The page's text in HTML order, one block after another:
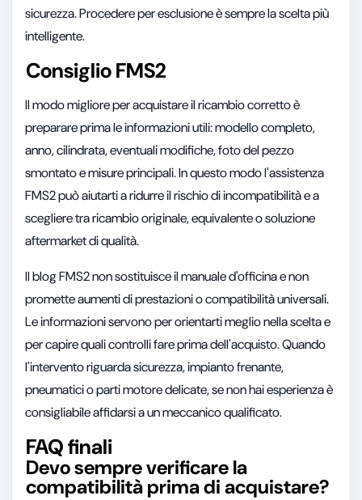
sicurezza. Procedere per esclusione è sempre la scelta più
intelligente.
Consiglio FMS2
Il modo migliore per acquistare il ricambio corretto è
preparare prima le informazioni utili: modello completo,
anno, cilindrata, eventuali modifiche, foto del pezzo
smontato e misure principali. In questo modo l'assistenza
FMS2 può aiutarti a ridurre il rischio di incompatibilità e a
scegliere tra ricambio originale, equivalente o soluzione
aftermarket di qualità.
Il blog FMS2 non sostituisce il manuale d'officina e non
promette aumenti di prestazioni o compatibilità universali.
Le informazioni servono per orientarti meglio nella scelta e
per capire quali controlli fare prima dell'acquisto. Quando
l'intervento riguarda sicurezza, impianto frenante,
pneumatici o parti motore delicate, se non hai esperienza è
consigliabile affidarsi a un meccanico qualificato.
FAQ finali
Devo sempre verificare la
compatibilità prima di acquistare?